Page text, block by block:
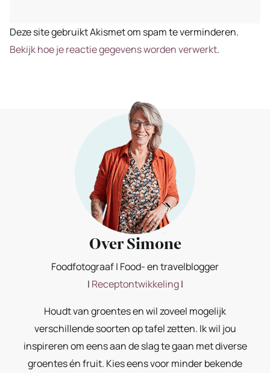
Deze site gebruikt Akismet om spam te verminderen.
Bekijk hoe je reactie gegevens worden verwerkt.
Over Simone
Foodfotograaf | Food- en travelblogger
| Receptontwikkeling|
Houdt van groentes en wil zoveel mogelijk
verschillende soorten op tafel zetten. Ik wil jou
inspireren om eens aan de slag te gaan met diverse
groentes én fruit. Kies eens voor minder bekende